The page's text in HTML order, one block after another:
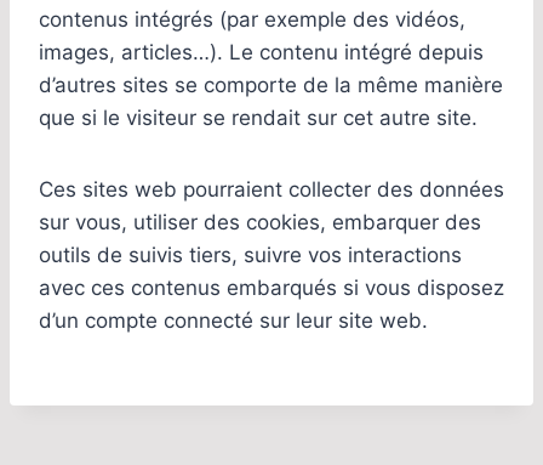
contenus intégrés (par exemple des vidéos,
images, articles…). Le contenu intégré depuis
d’autres sites se comporte de la même manière
que si le visiteur se rendait sur cet autre site.
Ces sites web pourraient collecter des données
sur vous, utiliser des cookies, embarquer des
outils de suivis tiers, suivre vos interactions
avec ces contenus embarqués si vous disposez
d’un compte connecté sur leur site web.